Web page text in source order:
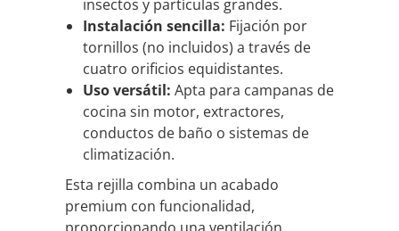
insectos y partículas grandes.
Instalación sencilla: Fijación por
tornillos (no incluidos) a través de
cuatro orificios equidistantes.
Uso versátil: Apta para campanas de
cocina sin motor, extractores,
conductos de baño o sistemas de
climatización.
Esta rejilla combina un acabado
premium con funcionalidad,